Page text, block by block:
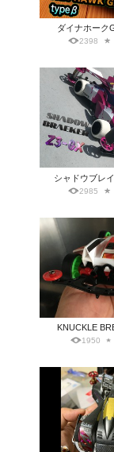
ダイナホーク
2398
シャドウブレ
2985
KNUCKLE
1950